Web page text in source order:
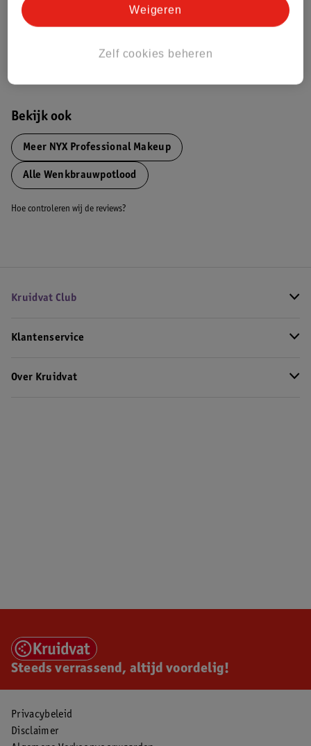
Meer informatie
Bekijk ook
Meer NYX Professional Makeup
Alle Wenkbrauwpotlood
Hoe controleren wij de reviews?
Kruidvat Club
Klantenservice
Over Kruidvat
Steeds verrassend, altijd voordelig!
Privacybeleid
Disclaimer
Zelf cookies beheren
Weigeren